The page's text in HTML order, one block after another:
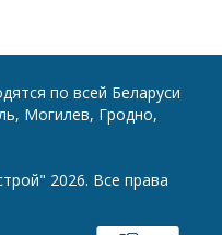
по всей Беларуси
Могилев, Гродно,
2026. Все права